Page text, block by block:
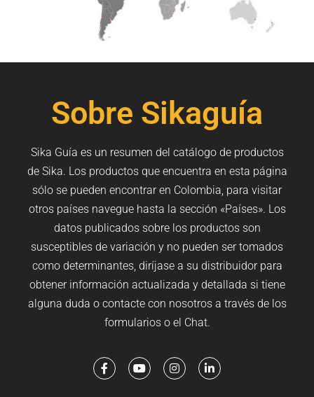
Sobre Sikaguía
Sika Guía es un resumen del catálogo de productos
de Sika. Los productos que encuentra en esta página
sólo se pueden encontrar en Colombia, para visitar
otros países navegue hasta la sección «Países». Los
datos publicados sobre los productos son
susceptibles de variación y no pueden ser tomados
como determinantes, diríjase a su distribuidor para
obtener información actualizada y detallada si tiene
alguna duda o contacte con nosotros a través de los
formularios o el Chat.